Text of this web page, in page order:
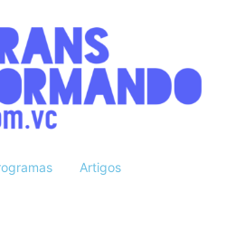
Artigos